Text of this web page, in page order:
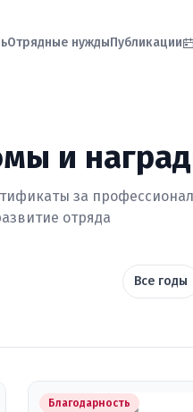
Отрядные нуждыПубликации
и
за
отряда
Все годы
Благодарность